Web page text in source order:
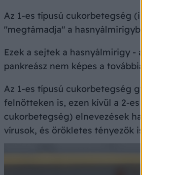
Az 1-es típusú cukorbetegség
"megtámadja" a hasnyálmirigyben
Ezek a sejtek a hasnyálmirigy - a
pankreász nem képes a
Az 1-es típusú cukorbetegség
felnőtteken is, ezen kívül a 2-es
cukorbetegség) elnevezések
vírusok, és örökletes tényezők is